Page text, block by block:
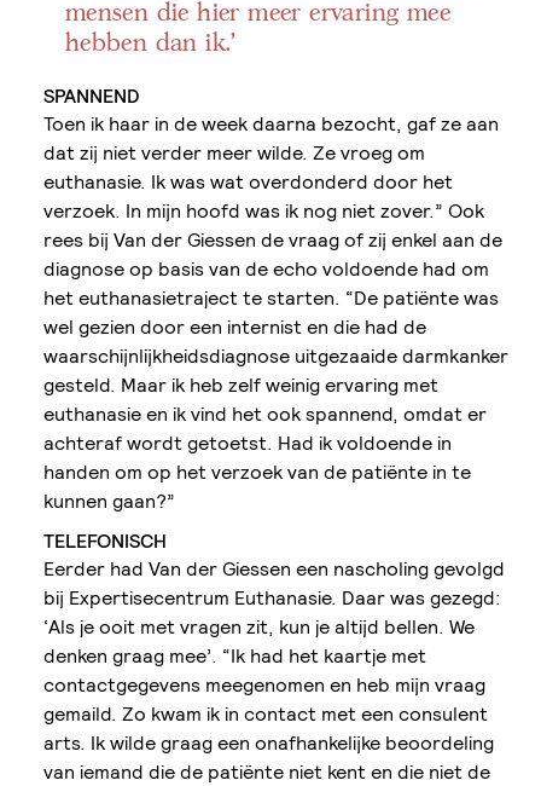
mensen die hier meer ervaring mee
hebben dan ik.’
SPANNEND
Toen ik haar in de week daarna bezocht, gaf ze aan
dat zij niet verder meer wilde. Ze vroeg om
euthanasie. Ik was wat overdonderd door het
verzoek. In mijn hoofd was ik nog niet zover.” Ook
rees bij Van der Giessen de vraag of zij enkel aan de
diagnose op basis van de echo voldoende had om
het euthanasietraject te starten. “De patiënte was
wel gezien door een internist en die had de
waarschijnlijkheidsdiagnose uitgezaaide darmkanker
gesteld. Maar ik heb zelf weinig ervaring met
euthanasie en ik vind het ook spannend, omdat er
achteraf wordt getoetst. Had ik voldoende in
handen om op het verzoek van de patiënte in te
kunnen gaan?”
TELEFONISCH
Eerder had Van der Giessen een nascholing gevolgd
bij Expertisecentrum Euthanasie. Daar was gezegd:
‘Als je ooit met vragen zit, kun je altijd bellen. We
denken graag mee’. “Ik had het kaartje met
contactgegevens meegenomen en heb mijn vraag
gemaild. Zo kwam ik in contact met een consulent
arts. Ik wilde graag een onafhankelijke beoordeling
van iemand die de patiënte niet kent en die niet de